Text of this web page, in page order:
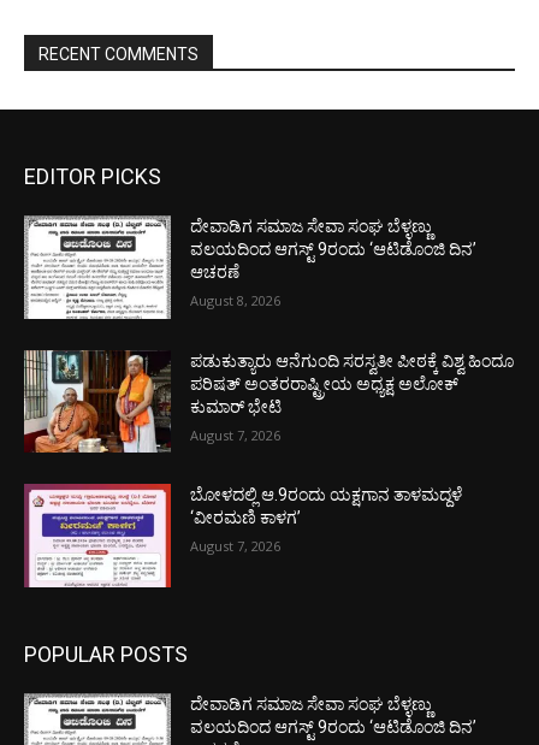
RECENT COMMENTS
EDITOR PICKS
ದೇವಾಡಿಗ ಸಮಾಜ ಸೇವಾ ಸಂಘ ಬೆಳ್ಳಣ್ಣು
ವಲಯದಿಂದ ಆಗಸ್ಟ್ 9ರಂದು ‘ಆಟಿಡೊಂಜಿ ದಿನ’
ಆಚರಣೆ
August 8, 2026
ಪಡುಕುತ್ಯಾರು ಆನೆಗುಂದಿ ಸರಸ್ವತೀ ಪೀಠಕ್ಕೆ ವಿಶ್ವ ಹಿಂದೂ
ಪರಿಷತ್ ಅಂತರರಾಷ್ಟ್ರೀಯ ಅಧ್ಯಕ್ಷ ಅಲೋಕ್
ಕುಮಾರ್ ಭೇಟಿ
August 7, 2026
ಬೋಳದಲ್ಲಿ ಆ.9ರಂದು ಯಕ್ಷಗಾನ ತಾಳಮದ್ದಳೆ
‘ವೀರಮಣಿ ಕಾಳಗ’
August 7, 2026
POPULAR POSTS
ದೇವಾಡಿಗ ಸಮಾಜ ಸೇವಾ ಸಂಘ ಬೆಳ್ಳಣ್ಣು
ವಲಯದಿಂದ ಆಗಸ್ಟ್ 9ರಂದು ‘ಆಟಿಡೊಂಜಿ ದಿನ’